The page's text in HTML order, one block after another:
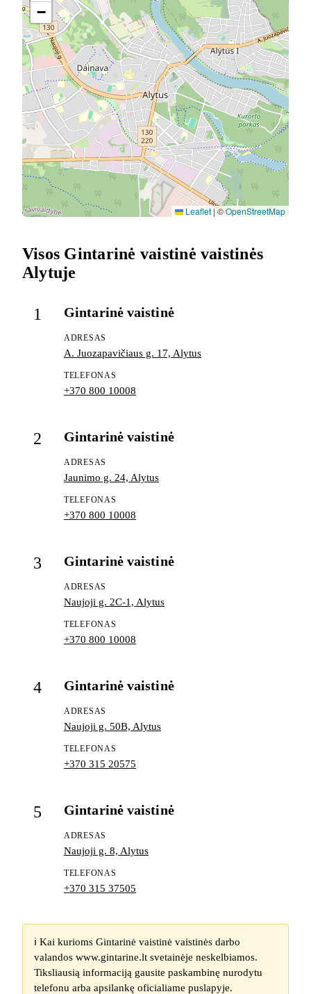
−
Leaflet |©OpenStreetMap
Visos Gintarinė vaistinė vaistinės
Alytuje
1 Gintarinė vaistinė
ADRESAS
A. Juozapavičiaus g. 17, Alytus
TELEFONAS
+370 800 10008
2 Gintarinė vaistinė
ADRESAS
Jaunimo g. 24, Alytus
TELEFONAS
+370 800 10008
3 Gintarinė vaistinė
ADRESAS
Naujoji g. 2C-1, Alytus
TELEFONAS
+370 800 10008
4 Gintarinė vaistinė
ADRESAS
Naujoji g. 50B, Alytus
TELEFONAS
+370 315 20575
5 Gintarinė vaistinė
ADRESAS
Naujoji g. 8, Alytus
TELEFONAS
+370 315 37505
ℹ️ Kai kurioms Gintarinė vaistinė vaistinės darbo
valandos www.gintarine.lt svetainėje neskelbiamos.
Tiksliausią informaciją gausite paskambinę nurodytu
telefonu arba apsilankę oficialiame puslapyje.